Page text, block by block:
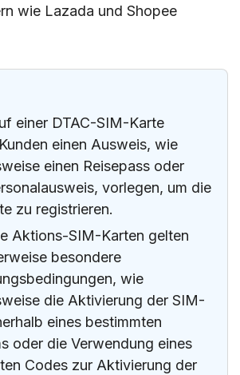
wie Lazada und Shopee
einer DTAC-SIM-Karte
einen Ausweis, wie
einen Reisepass oder
vorlegen, um die
zu registrieren.
Aktions-SIM-Karten gelten
besondere
wie
die Aktivierung der SIM-
eines bestimmten
oder die Verwendung eines
Codes zur Aktivierung der